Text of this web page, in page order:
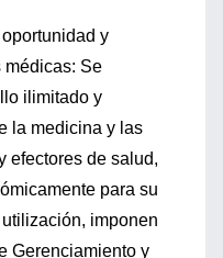
y
médicas: Se
ilimitado y
la medicina y las
efectores de salud,
para su
imponen
Gerenciamiento y